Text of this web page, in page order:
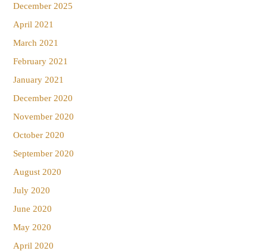
December 2025
April 2021
March 2021
February 2021
January 2021
December 2020
November 2020
October 2020
September 2020
August 2020
July 2020
June 2020
May 2020
April 2020